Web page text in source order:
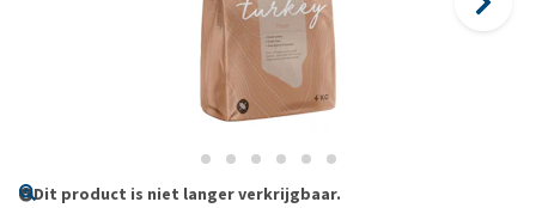
Dit product is niet langer verkrijgbaar.